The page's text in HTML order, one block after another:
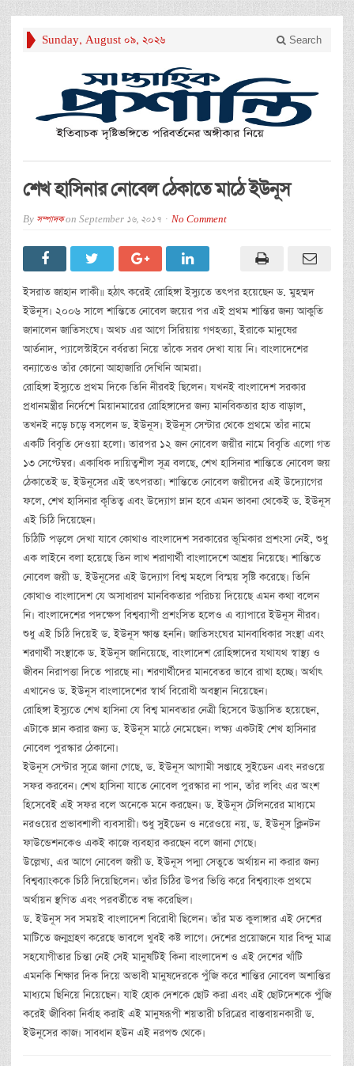
Sunday, August 09, 2026 Search
শেখ হাসিনার নোবেল ঠেকাতে মাঠে ইউনূস
By সম্পাদকon September 16, 2017 No Comment
ইসরাত জাহান লাকী॥ হঠাৎ করেই রোহিঙ্গা ইস্যুতে তৎপর হয়েছেন ড. মুহম্মদ
ইউনূস। ২০০৬ সালে শান্তিতে নোবেল জয়ের পর এই প্রথম শান্তির জন্য আকুতি
জানালেন জাতিসংঘে। অথচ এর আগে সিরিয়ায় গণহত্যা, ইরাকে মানুষের
আর্তনাদ, প্যালেস্টাইনে বর্বরতা নিয়ে তাঁকে সরব দেখা যায় নি। বাংলাদেশের
বন্যাতেও তাঁর কোনো আহাজারি দেখিনি আমরা।
রোহিঙ্গা ইস্যুতে প্রথম দিকে তিনি নীরবই ছিলেন। যখনই বাংলাদেশ সরকার
প্রধানমন্ত্রীর নির্দেশে মিয়ানমারের রোহিঙ্গাদের জন্য মানবিকতার হাত বাড়াল,
তখনই নড়ে চড়ে বসলেন ড. ইউনূস। ইউনূস সেন্টার থেকে প্রথমে তাঁর নামে
একটি বিবৃতি দেওয়া হলো। তারপর ১২ জন নোবেল জয়ীর নামে বিবৃতি এলো গত
১৩ সেপ্টেম্বর। একাধিক দায়িত্বশীল সূত্র বলছে, শেখ হাসিনার শান্তিতে নোবেল জয়
ঠেকাতেই ড. ইউনূসের এই তৎপরতা। শান্তিতে নোবেল জয়ীদের এই উদ্যোগের
ফলে, শেখ হাসিনার কৃতিত্ব এবং উদ্যোগ ম্লান হবে এমন ভাবনা থেকেই ড. ইউনূস
এই চিঠি দিয়েছেন।
চিঠিটি পড়লে দেখা যাবে কোথাও বাংলাদেশ সরকারের ভূমিকার প্রশংসা নেই, শুধু
এক লাইনে বলা হয়েছে তিন লাখ শরাণার্থী বাংলাদেশে আশ্রয় নিয়েছে। শান্তিতে
নোবেল জয়ী ড. ইউনূসের এই উদ্যোগ বিশ্ব মহলে বিস্ময় সৃষ্টি করেছে। তিনি
কোথাও বাংলাদেশ যে অসাধারণ মানবিকতার পরিচয় দিয়েছে এমন কথা বলেন
নি। বাংলাদেশের পদক্ষেপ বিশ্বব্যাপী প্রশংসিত হলেও এ ব্যাপারে ইউনূস নীরব।
শুধু এই চিঠি দিয়েই ড. ইউনূস ক্ষান্ত হননি। জাতিসংঘের মানবাধিকার সংস্থা এবং
শরণার্থী সংস্থাকে ড. ইউনূস জানিয়েছে, বাংলাদেশ রোহিঙ্গাদের যথাযথ স্বাস্থ্য ও
জীবন নিরাপত্তা দিতে পারছে না। শরণার্থীদের মানবেতর ভাবে রাখা হচ্ছে। অর্থাৎ
এখানেও ড. ইউনূস বাংলাদেশের স্বার্থ বিরোধী অবস্থান নিয়েছেন।
রোহিঙ্গা ইস্যুতে শেখ হাসিনা যে বিশ্ব মানবতার নেত্রী হিসেবে উদ্ভাসিত হয়েছেন,
এটাকে ম্লান করার জন্য ড. ইউনূস মাঠে নেমেছেন। লক্ষ্য একটাই শেখ হাসিনার
নোবেল পুরস্কার ঠেকানো।
ইউনূস সেন্টার সূত্রে জানা গেছে, ড. ইউনূস আগামী সপ্তাহে সুইডেন এবং নরওয়ে
সফর করবেন। শেখ হাসিনা যাতে নোবেল পুরস্কার না পান, তাঁর লবিং এর অংশ
হিসেবেই এই সফর বলে অনেকে মনে করছেন। ড. ইউনূস টেলিনরের মাধ্যমে
নরওয়ের প্রভাবশালী ব্যবসায়ী। শুধু সুইডেন ও নরেওয়ে নয়, ড. ইউনূস ক্লিনটন
ফাউন্ডেশনকেও একই কাজে ব্যবহার করছেন বলে জানা গেছে।
উল্লেখ্য, এর আগে নোবেল জয়ী ড. ইউনূস পদ্মা সেতুতে অর্থায়ন না করার জন্য
বিশ্বব্যাংককে চিঠি দিয়েছিলেন। তাঁর চিঠির উপর ভিত্তি করে বিশ্বব্যাংক প্রথমে
অর্থায়ন স্থগিত এবং পরবর্তীতে বন্ধ করেছিল।
ড. ইউনূস সব সময়ই বাংলাদেশ বিরোধী ছিলেন। তাঁর মত কুলাঙ্গার এই দেশের
মাটিতে জন্মগ্রহণ করেছে ভাবলে খুবই কষ্ট লাগে। দেশের প্রয়োজনে যার বিন্দু মাত্র
সহযোগীতার চিন্তা নেই সেই মানুষটিই কিনা বাংলাদেশ ও এই দেশের খাঁটি
এমনকি শিক্ষার দিক দিয়ে অভাবী মানুষদেরকে পুঁজি করে শান্তির নোবেল অশান্তির
মাধ্যমে ছিনিয়ে নিয়েছেন। যাই হোক দেশকে ছোট করা এবং এই ছোটদেশকে পুঁজি
করেই জীবিকা নির্বাহ করাই এই মানুষরূপী শয়তারী চরিত্রের বাস্তবায়নকারী ড.
ইউনূসের কাজ। সাবধান হউন এই নরপশু থেকে।